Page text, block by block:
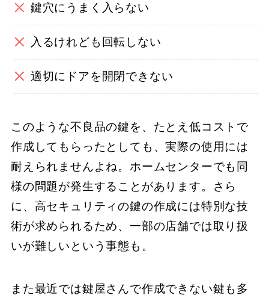
鍵穴にうまく入らない
入るけれども回転しない
適切にドアを開閉できない
このような不良品の鍵を、たとえ低コストで
作成してもらったとしても、実際の使用には
耐えられませんよね。ホームセンターでも同
様の問題が発生することがあります。さら
に、高セキュリティの鍵の作成には特別な技
術が求められるため、一部の店舗では取り扱
いが難しいという事態も。
また最近では鍵屋さんで作成できない鍵も多